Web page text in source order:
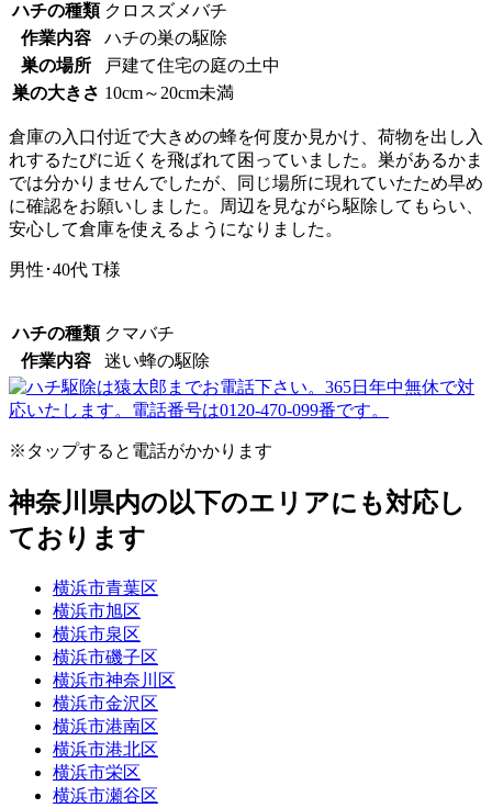
ハチの種類 クロスズメバチ
作業内容
ハチの巣の駆除
巣の場所
戸建て住宅の庭の土中
巣の大きさ 10cm～20cm未満
倉庫の入口付近で大きめの蜂を何度か見かけ、荷物を出し入
れするたびに近くを飛ばれて困っていました。巣があるかま
では分かりませんでしたが、同じ場所に現れていたため早め
に確認をお願いしました。周辺を見ながら駆除してもらい、
安心して倉庫を使えるようになりました。
男性･40代 T様
ハチの種類 クマバチ
作業内容
迷い蜂の駆除
※タップすると電話がかかります
神奈川県内の以下のエリアにも対応し
ております
横浜市青葉区
横浜市旭区
横浜市泉区
横浜市磯子区
横浜市神奈川区
横浜市金沢区
横浜市港南区
横浜市港北区
横浜市栄区
横浜市瀬谷区